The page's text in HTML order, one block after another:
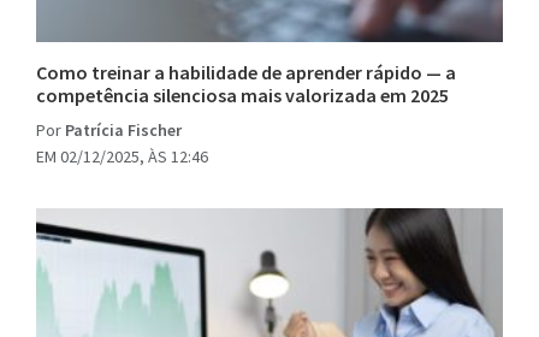
Como treinar a habilidade de aprender rápido — a
competência silenciosa mais valorizada em 2025
Por Patrícia Fischer
EM 02/12/2025, ÀS 12:46